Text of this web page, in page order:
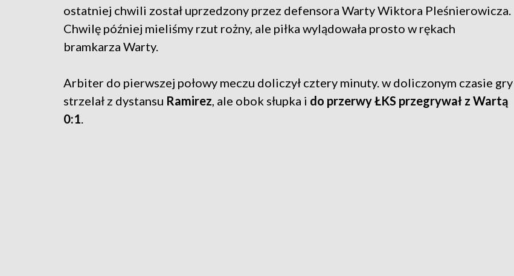
ostatniej chwili został uprzedzony przez defensora Warty Wiktora Pleśnierowicza.
Chwilę później mieliśmy rzut rożny, ale piłka wylądowała prosto w rękach
bramkarza Warty.
Arbiter do pierwszej połowy meczu doliczył cztery minuty. w doliczonym czasie gry
strzelał z dystansu Ramirez, ale obok słupka i do przerwy ŁKS przegrywał z Wartą
0:1.